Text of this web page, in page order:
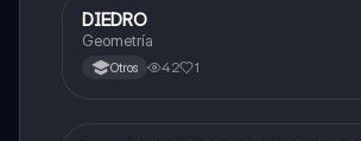
Matemáticas
DIEDRO
Geometría
Otros 42 1